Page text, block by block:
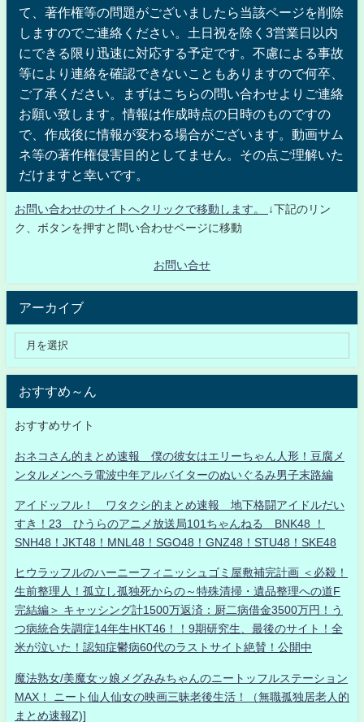
て、著作権等の問題がございましたら当該ページを削除
しますのでご連絡ください。土日祝を除く3営業日以内
にできる限り迅速に対応する予定です。不慮による事故
等により連絡を確認できないこともありますので何卒、
ご了承ください。まずはこちらの問い合わせよりご連絡
お願い致します。情報は作成時点の日時のものですの
で、作成後に情報が変わる場合がございます。動画サム
ネ等の著作権侵害目的としてません。その点ご理解いた
だけますと幸いです。
お問い合わせのサイトへクリックで移動します。
↓下記のリン
ク、ボタンを押すと問い合わせページに移動
お問い合せ
アーカイブ
おすすめ～ん
おすすめサイト
おネコさん的まとめ速報 僕の彼女はエリーちゃん人形！豆腐メ
ンタルメンヘラ電波中年アルバイターのぬいぐるみ男子末路編
アイドッフル！ ワタクシ的まとめ速報 地下格闘アイドルだい
すき！23 ひうらのアニメ放送局101ちゃんねる BNK48 ！
SNH48！JKT48！MNL48！SGO48！GNZ48！STU48！SKE48
ヒウラッフルのハーニーフィニッシュゴミ屋敷補完計画 ＜必殺！
生前整理人！孤立し孤独死からの～特殊清掃・遺品整理への道F
完結編＞ キャッシング計1500万返済：厨二病借金3500万円！う
つ病統合失調症14年生HKT46！！9期研究生、最後のサイト！全
米が泣いた！認知症鬱病60代のラストサイト絶賛！公開中
魔法熟女/美魔女ッ娘メグみみちゃんのニートッフルステーション
MAX！ ニート仙人仙女の映画三昧老後生活！（無職孤独居老人的
まとめ速報Z)]